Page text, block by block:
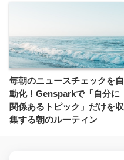
毎朝のニュースチェックを自
動化！Gensparkで「自分に
関係あるトピック」だけを収
集する朝のルーティン